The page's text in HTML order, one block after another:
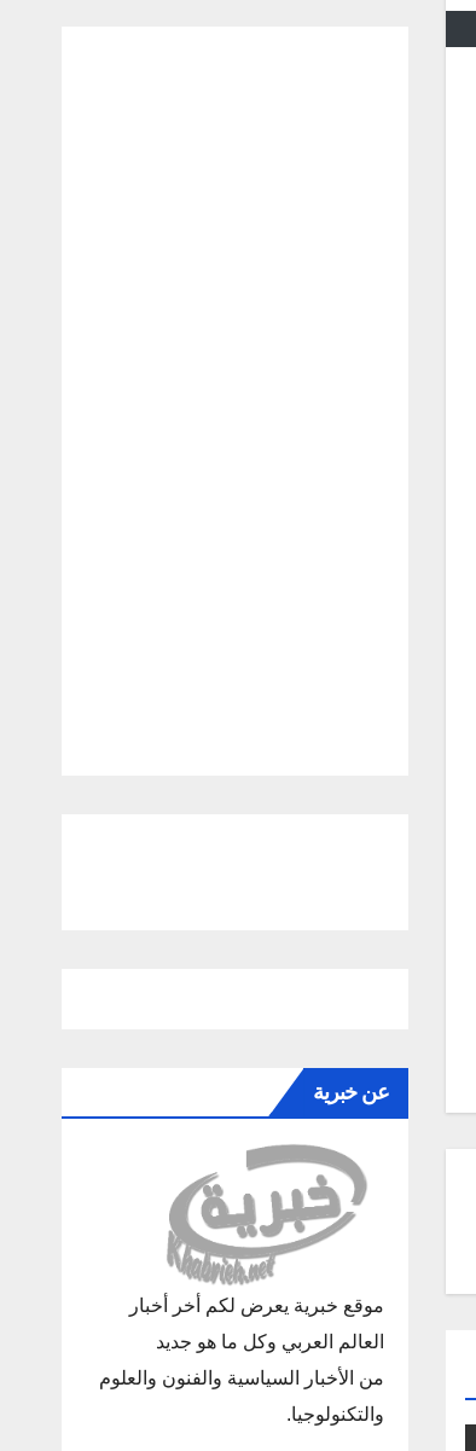
عن خبرية
موقع خبرية يعرض لكم أخر أخبار
العالم العربي وكل ما هو جديد
من الأخبار السياسية والفنون والعلوم
والتكنولوجيا.